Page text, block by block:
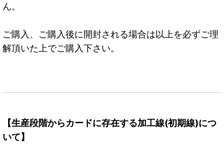
ん。
ご購入、ご購入後に開封される場合は以上を必ずご理
解頂いた上でご購入下さい。
【生産段階からカードに存在する加工線(初期線)につ
いて】